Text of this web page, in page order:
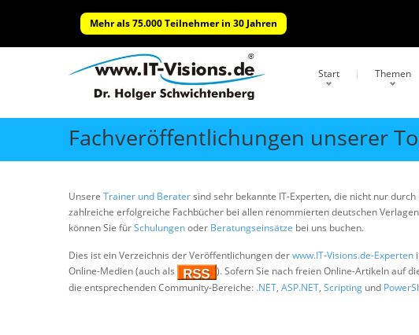
Mehr als 75.000 Teilnehmer in 30 Jahren
Start Themen
Fachveröffentlichungen unserer
Unsere Trainer und Beratersind sehr bekannte IT-Experten, die nicht nur
zahlreiche erfolgreiche Fachbücher bei allen renommierten deutschen
können Sie fürSchulungenoder Beratungseinsätze bei uns buchen.
Dies ist ein Verzeichnis der Veröffentlichungen derwww.IT-Visions.de-Experten
Online-Medien (auch als
). Sofern Sie nach freien Online-Artikeln auf
die entsprechenden Community-Bereiche: .NET, ASP.NET, Scripting und